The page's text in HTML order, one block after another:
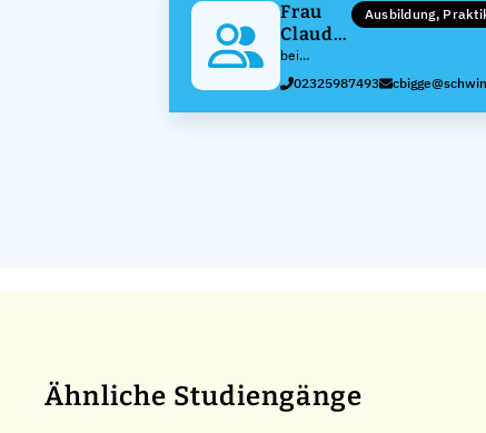
Frau
Claudia
Bigge
bei
Schwing
GmbH
Ausbildung,
02325987493
Ähnliche Studiengänge